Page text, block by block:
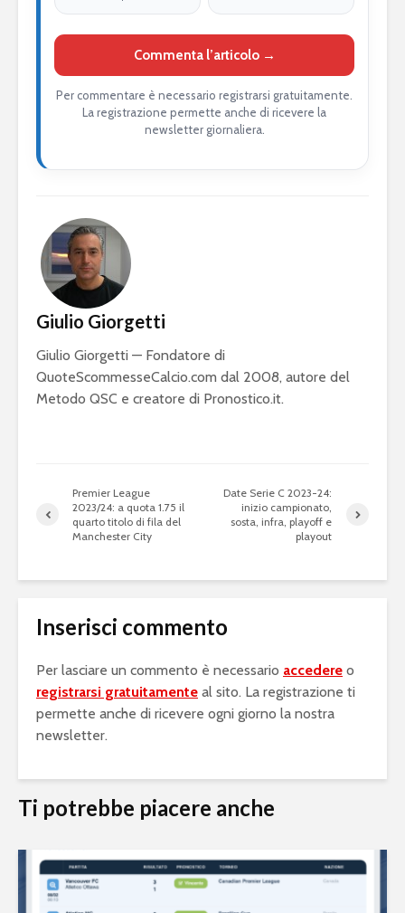
Commenta l’articolo →
Per commentare è necessario registrarsi gratuitamente.
La registrazione permette anche di ricevere la
newsletter giornaliera.
Giulio Giorgetti
Giulio Giorgetti — Fondatore di
QuoteScommesseCalcio.com dal 2008, autore del
Metodo QSC e creatore di Pronostico.it.
Premier League
2023/24: a quota 1.75 il
quarto titolo di fila del
Manchester City
Date Serie C 2023-24:
inizio campionato,
sosta, infra, playoff e
playout
Inserisci commento
Per lasciare un commento è necessario accedere o
registrarsi gratuitamente al sito. La registrazione ti
permette anche di ricevere ogni giorno la nostra
newsletter.
Ti potrebbe piacere anche